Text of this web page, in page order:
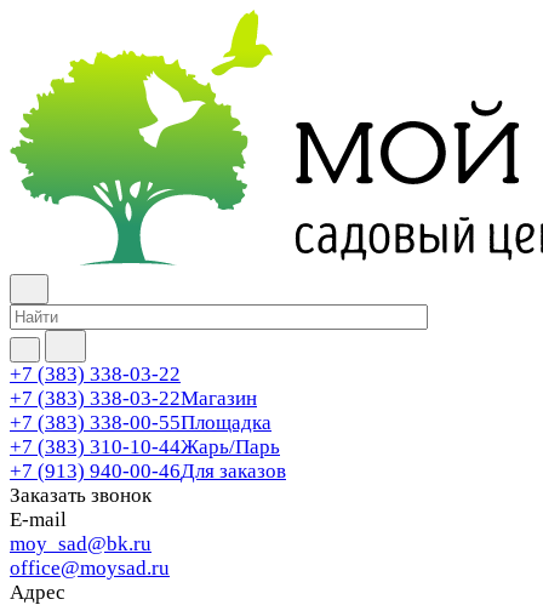
+7 (383) 338-03-22
+7 (383) 338-03-22Магазин
+7 (383) 338-00-55Площадка
+7 (383) 310-10-44Жарь/Парь
+7 (913) 940-00-46Для заказов
Заказать звонок
E-mail
moy_sad@bk.ru
office@moysad.ru
Адрес